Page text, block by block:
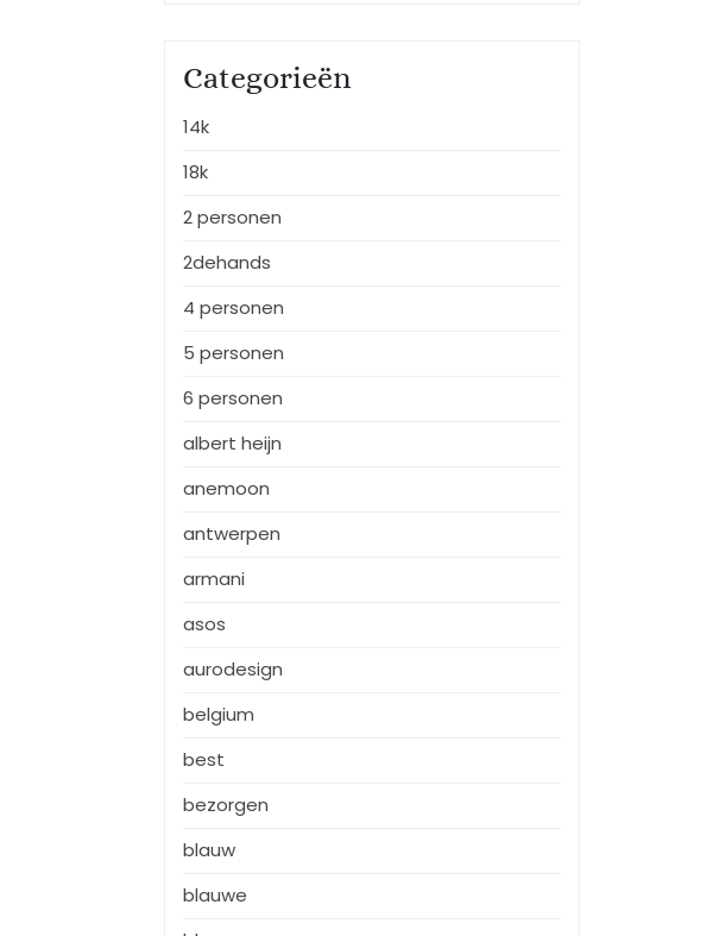
Categorieën
14k
18k
2 personen
2dehands
4 personen
5 personen
6 personen
albert heijn
anemoon
antwerpen
armani
asos
aurodesign
belgium
best
bezorgen
blauw
blauwe